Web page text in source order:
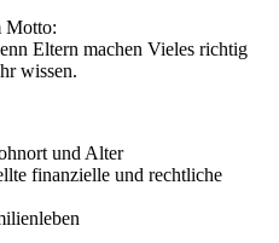
Motto:
Eltern machen Vieles richtig
wissen.
und Alter
finanzielle und rechtliche